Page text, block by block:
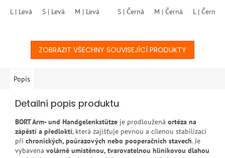
hvězdiček.
L | Levá S | Levá M | Levá XL | Levá S | Pravá M | Pravá
S | Černá M | Černá L | Černá
ZOBRAZIT VŠECHNY SOUVISEJÍCÍ PRODUKTY
Popis
Detailní popis produktu
BORT Arm- und Handgelenkstütze je prodloužená ortéza na
zápěstí a předloktí, která zajišťuje pevnou a cílenou stabilizaci
při chronických, poúrazových nebo pooperačních stavech. Je
vybavena volárně umístěnou, tvarovatelnou hliníkovou dlahou